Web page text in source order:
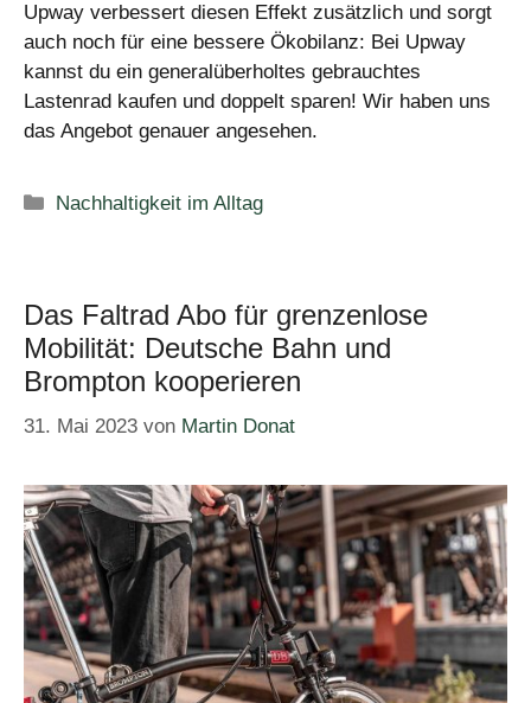
Upway verbessert diesen Effekt zusätzlich und sorgt
auch noch für eine bessere Ökobilanz: Bei Upway
kannst du ein generalüberholtes gebrauchtes
Lastenrad kaufen und doppelt sparen! Wir haben uns
das Angebot genauer angesehen.
Kategorien
Nachhaltigkeit im Alltag
Das Faltrad Abo für grenzenlose
Mobilität: Deutsche Bahn und
Brompton kooperieren
31. Mai 2023 von Martin Donat